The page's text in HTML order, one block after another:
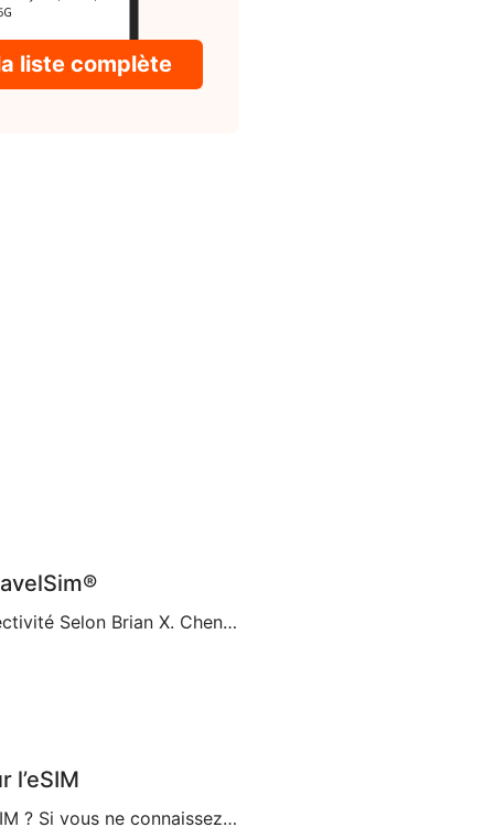
liste complète
Les Cartes eSIM Ouvrent une Nouvelle Ère de Connectivité Selon Brian X. Chen, journaliste du New York Times spécialisé dans les technologies grand public, bientôt « la carte SIM physique n’existera plus« . C’est en partie grâce à la décision d’Apple de supprimer le support de carte SIM de l’iPhone 14, ce qui en fait le premier […]
l’eSIM
Guide complet sur l’eSIM [2023] Qu’est-ce qu’une eSIM ? Si vous ne connaissez pas cette technologie relativement nouvelle, vous vous demandez ce qu’est une eSIM et si vous devriez choisir cette option pour vos déplacements et vos voyages. Une eSIM, également connue sous le nom de SIM intégrée ou SIM électronique, est un composant qui […]